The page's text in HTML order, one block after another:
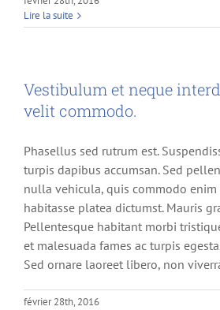
Lire la suite
Vestibulum et neque
velit commodo.
Phasellus sed rutrum est.
turpis dapibus accumsan. Sed
nulla vehicula, quis commodo
habitasse platea dictumst. Mauris
Pellentesque habitant morbi
et malesuada fames ac turpis
Sed ornare laoreet libero, non
février 28th, 2016